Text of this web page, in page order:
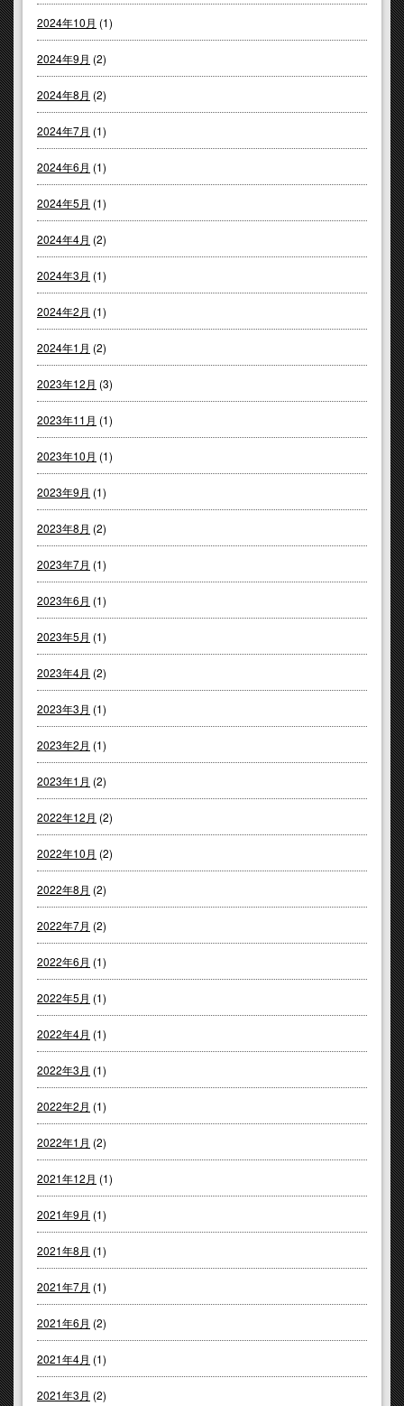
2024年10月 (1)
2024年9月 (2)
2024年8月 (2)
2024年7月 (1)
2024年6月 (1)
2024年5月 (1)
2024年4月 (2)
2024年3月 (1)
2024年2月 (1)
2024年1月 (2)
2023年12月 (3)
2023年11月 (1)
2023年10月 (1)
2023年9月 (1)
2023年8月 (2)
2023年7月 (1)
2023年6月 (1)
2023年5月 (1)
2023年4月 (2)
2023年3月 (1)
2023年2月 (1)
2023年1月 (2)
2022年12月 (2)
2022年10月 (2)
2022年8月 (2)
2022年7月 (2)
2022年6月 (1)
2022年5月 (1)
2022年4月 (1)
2022年3月 (1)
2022年2月 (1)
2022年1月 (2)
2021年12月 (1)
2021年9月 (1)
2021年8月 (1)
2021年7月 (1)
2021年6月 (2)
2021年4月 (1)
2021年3月 (2)